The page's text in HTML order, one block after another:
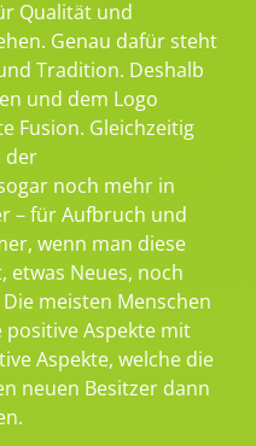
Qualität und
Genau dafür steht
Tradition. Deshalb
und dem Logo
Fusion. Gleichzeitig
der
noch mehr in
– für Aufbruch und
wenn man diese
etwas Neues, noch
meisten Menschen
Aspekte mit
Aspekte, welche die
neuen Besitzer dann